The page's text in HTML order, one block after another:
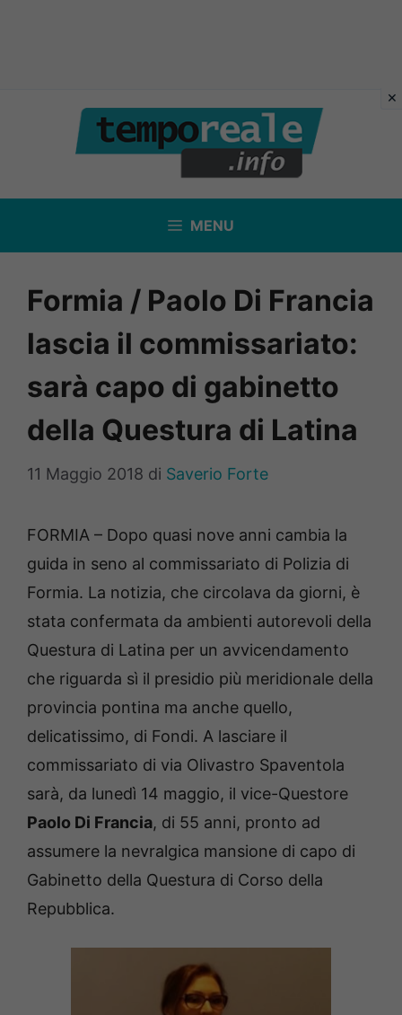
contenuto
MENU
Formia / Paolo Di Francia
lascia il commissariato:
sarà capo di gabinetto
della Questura di Latina
11 Maggio 2018 di Saverio Forte
FORMIA – Dopo quasi nove anni cambia la
guida in seno al commissariato di Polizia di
Formia. La notizia, che circolava da giorni, è
stata confermata da ambienti autorevoli della
Questura di Latina per un avvicendamento
che riguarda sì il presidio più meridionale della
provincia pontina ma anche quello,
delicatissimo, di Fondi. A lasciare il
commissariato di via Olivastro Spaventola
sarà, da lunedì 14 maggio, il vice-Questore
Paolo Di Francia, di 55 anni, pronto ad
assumere la nevralgica mansione di capo di
Gabinetto della Questura di Corso della
Repubblica.